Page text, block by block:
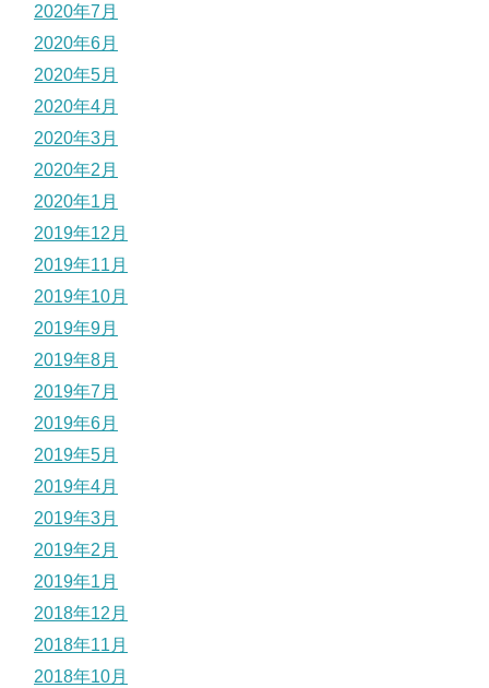
2020年7月
2020年6月
2020年5月
2020年4月
2020年3月
2020年2月
2020年1月
2019年12月
2019年11月
2019年10月
2019年9月
2019年8月
2019年7月
2019年6月
2019年5月
2019年4月
2019年3月
2019年2月
2019年1月
2018年12月
2018年11月
2018年10月